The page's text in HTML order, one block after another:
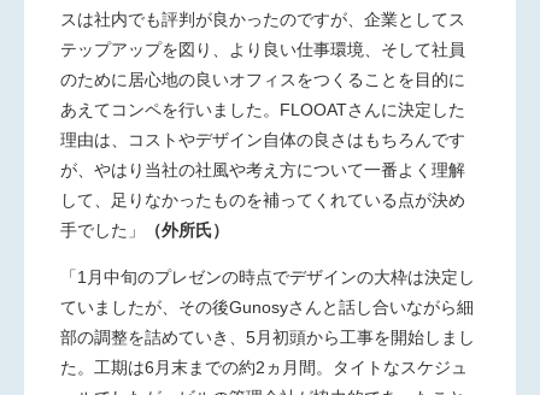
スは社内でも評判が良かったのですが、企業としてス
テップアップを図り、より良い仕事環境、そして社員
のために居心地の良いオフィスをつくることを目的に
あえてコンペを行いました。FLOOATさんに決定した
理由は、コストやデザイン自体の良さはもちろんです
が、やはり当社の社風や考え方について一番よく理解
して、足りなかったものを補ってくれている点が決め
手でした」
（外所氏）
「1月中旬のプレゼンの時点でデザインの大枠は決定し
ていましたが、その後Gunosyさんと話し合いながら細
部の調整を詰めていき、5月初頭から工事を開始しまし
た。工期は6月末までの約2ヵ月間。タイトなスケジュ